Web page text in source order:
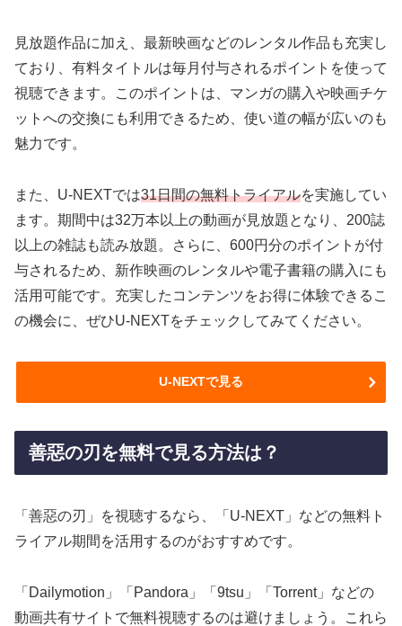
見放題作品に加え、最新映画などのレンタル作品も充実し
ており、有料タイトルは毎月付与されるポイントを使って
視聴できます。このポイントは、マンガの購入や映画チケ
ットへの交換にも利用できるため、使い道の幅が広いのも
魅力です。
また、U-NEXTでは31日間の無料トライアルを実施してい
ます。期間中は32万本以上の動画が見放題となり、200誌
以上の雑誌も読み放題。さらに、600円分のポイントが付
与されるため、新作映画のレンタルや電子書籍の購入にも
活用可能です。充実したコンテンツをお得に体験できるこ
の機会に、ぜひU-NEXTをチェックしてみてください。
U-NEXTで見る
善惡の刃を無料で見る方法は？
「善惡の刃」を視聴するなら、「U-NEXT」などの無料ト
ライアル期間を活用するのがおすすめです。
「Dailymotion」「Pandora」「9tsu」「Torrent」などの
動画共有サイトで無料視聴するのは避けましょう。これら